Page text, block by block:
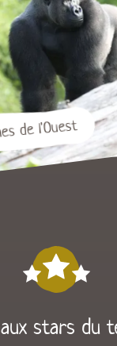
de l'Ouest
stars du